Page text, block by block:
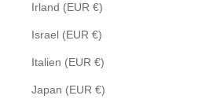
Irland (EUR €)
Israel (EUR €)
Italien (EUR €)
Japan (EUR €)